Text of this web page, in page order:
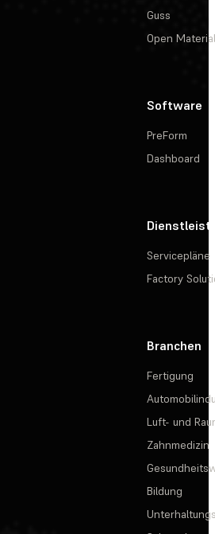
Guss
Open
Software
PreForm
Dashboard
Servicepläne
Factory
Branchen
Fertigung
Luft- und
Zahnmedizin
Bildung